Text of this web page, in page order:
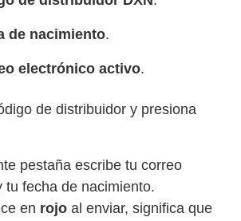
de nacimiento.
electrónico activo.
de distribuidor y presiona
pestaña escribe tu correo
tu fecha de nacimiento.
en rojo al enviar, significa que